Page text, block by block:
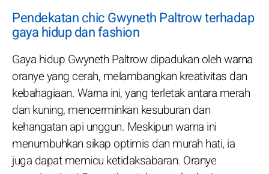
Pendekatan chic Gwyneth Paltrow terhadap
gaya hidup dan fashion
Gaya hidup Gwyneth Paltrow dipadukan oleh warna
oranye yang cerah, melambangkan kreativitas dan
kebahagiaan. Warna ini, yang terletak antara merah
dan kuning, mencerminkan kesuburan dan
kehangatan api unggun. Meskipun warna ini
menumbuhkan sikap optimis dan murah hati, ia
juga dapat memicu ketidaksabaran. Oranye